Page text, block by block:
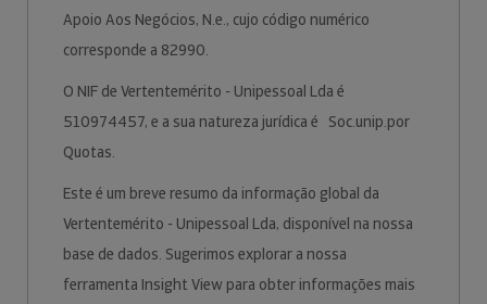
Apoio Aos Negócios, N.e., cujo código numérico
corresponde a 82990.
O NIF de Vertentemérito - Unipessoal Lda é
510974457, e a sua natureza jurídica é Soc.unip.por
Quotas.
Este é um breve resumo da informação global da
Vertentemérito - Unipessoal Lda, disponível na nossa
base de dados. Sugerimos explorar a nossa
ferramenta Insight View para obter informações mais